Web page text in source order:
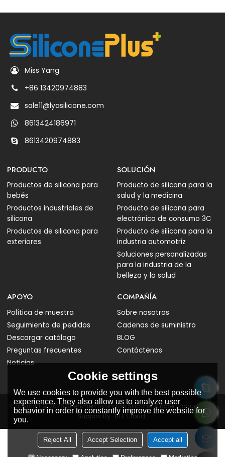
Miss Yang
+86 13420974883
sale11@lyasilicone.com
8613424186971
8613420974883
PRODUCTO
Productos de silicona para
bebés
Productos industriales de
silicona
Productos de silicona para
exteriores
SOLUCIÓN
Producto de silicona para la
salud y la medicina
Producto de silicona para
electrónica de consumo 3C
Producto de silicona para la
industria automotriz
Soluciones personalizadas
para la industria de la
belleza y la salud
APOYO
Política de muestra
Seguimiento de pedidos
Descargar catálogo
Preguntas frecuentes
Noticias
COMPAÑÍA
Sobre nosotros
Cadenas de suministro
BLOG
Contáctenos
Copyright © 2026Shenzhen Liyongan Silicone Rubber Products Co.
Support By BEE Cloud
Cookie settings
We use cookies to provide you with the best possible
experience. They also allow us to analyze user
behavior in order to constantly improve the website for
you.
Reject All Accept Selection Accept all